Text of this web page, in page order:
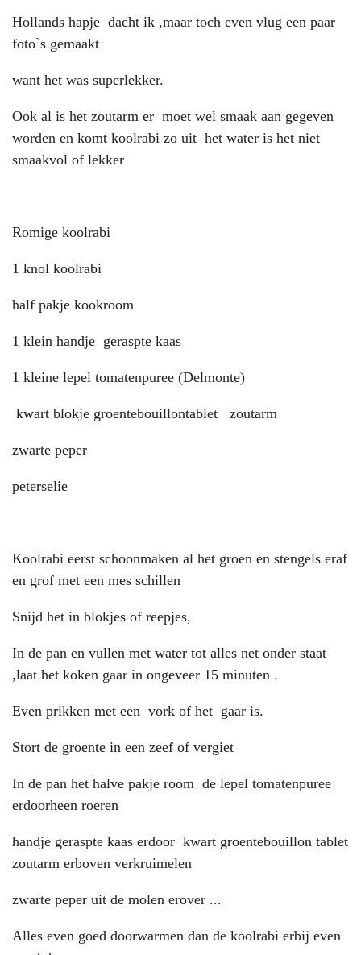
Hollands hapje dacht ik ,maar toch even vlug een paar
foto`s gemaakt
want het was superlekker.
Ook al is het zoutarm er moet wel smaak aan gegeven
worden en komt koolrabi zo uit het water is het niet
smaakvol of lekker
Romige koolrabi
1 knol koolrabi
half pakje kookroom
1 klein handje geraspte kaas
1 kleine lepel tomatenpuree (Delmonte)
kwart blokje groentebouillontablet zoutarm
zwarte peper
peterselie
Koolrabi eerst schoonmaken al het groen en stengels eraf
en grof met een mes schillen
Snijd het in blokjes of reepjes,
In de pan en vullen met water tot alles net onder staat
,laat het koken gaar in ongeveer 15 minuten .
Even prikken met een vork of het gaar is.
Stort de groente in een zeef of vergiet
In de pan het halve pakje room de lepel tomatenpuree
erdoorheen roeren
handje geraspte kaas erdoor kwart groentebouillon tablet
zoutarm erboven verkruimelen
zwarte peper uit de molen erover ...
Alles even goed doorwarmen dan de koolrabi erbij even